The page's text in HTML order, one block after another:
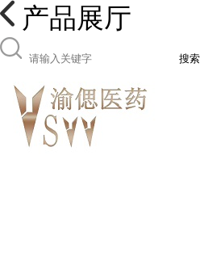
产品展厅
搜索